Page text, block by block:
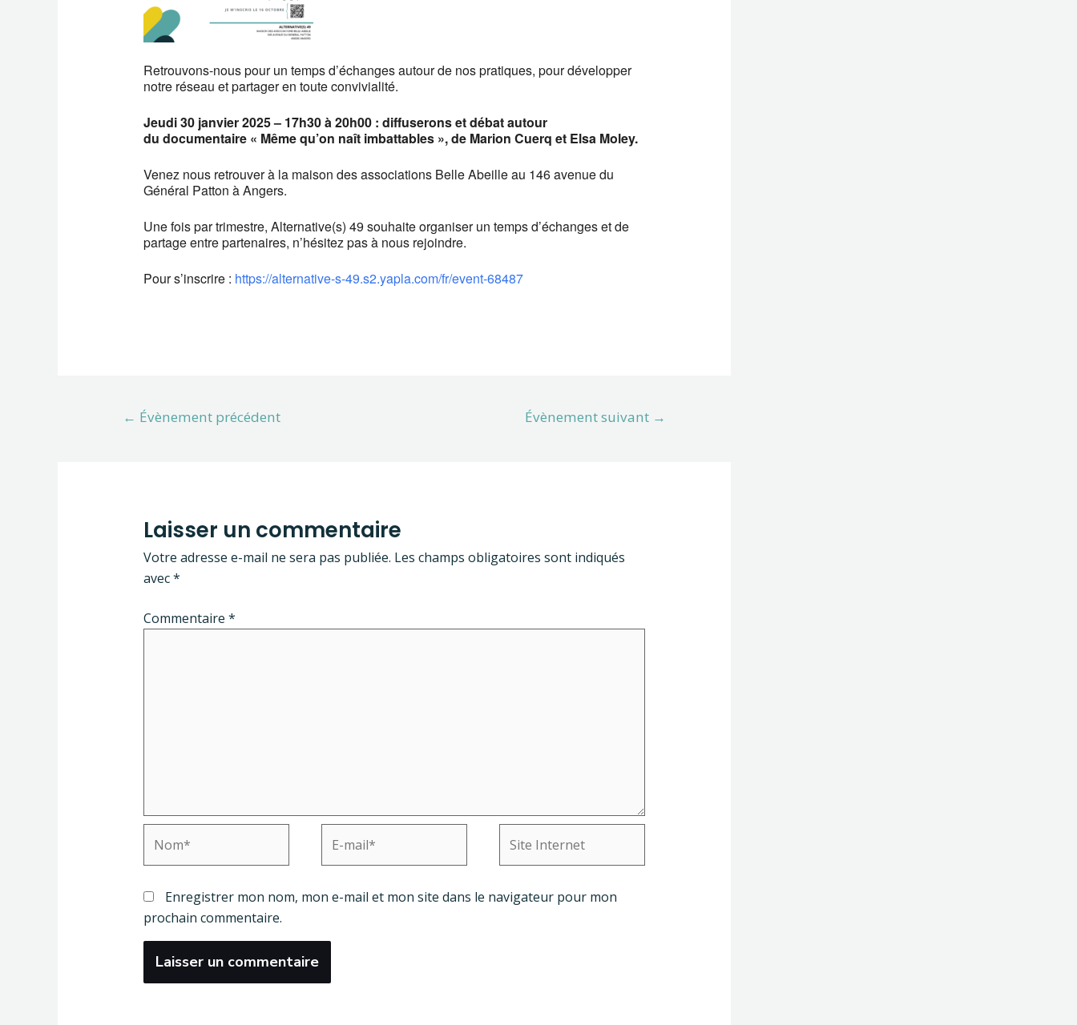
Retrouvons-nous pour un temps d’échanges autour de nos pratiques, pour développer
notre réseau et partager en toute convivialité.
Jeudi 30 janvier 2025 – 17h30 à 20h00 : diffuserons et débat autour
du documentaire « Même qu’on naît imbattables », de Marion Cuerq et Elsa Moley.
Venez nous retrouver à la maison des associations Belle Abeille au 146 avenue du
Général Patton à Angers.
Une fois par trimestre, Alternative(s) 49 souhaite organiser un temps d’échanges et de
partage entre partenaires, n’hésitez pas à nous rejoindre.
Pour s’inscrire : https://alternative-s-49.s2.yapla.com/fr/event-68487
← Évènement précédent Évènement suivant →
Laisser un commentaire
Votre adresse e-mail ne sera pas publiée. Les champs obligatoires sont indiqués
avec*
Commentaire *
mail*
Internet
Enregistrer mon nom, mon e-mail et mon site dans le navigateur pour mon
prochain commentaire.